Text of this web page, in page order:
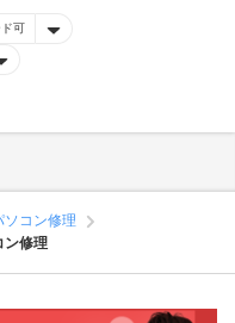
可
ソコン修理
ン修理